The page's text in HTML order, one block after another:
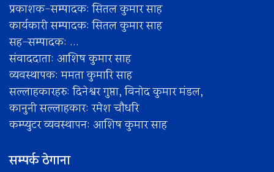
प्रकाशक-सम्पादक: सितल कुमार साह
कार्यकारी सम्पादक: सितल कुमार साह
सह–सम्पादक: ...
संवाददाता: आशिष कुमार साह
व्यवस्थापक: ममता कुमारि साह
सल्लाहकारहरु: दिनेश्वर गुप्ता, विनोद कुमार मंडल,
कानुनी सल्लाहकार: रमेश चाैधरि
कम्प्युटर व्यवस्थापन: आशिष कुमार साह
सम्पर्क ठेगाना